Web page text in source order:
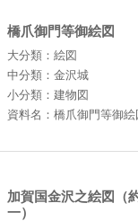
橋爪御門等御絵図
大分類：絵図
中分類：金沢城
小分類：建物図
資料名：橋爪御門等御絵
加賀国金沢之絵図（
一）